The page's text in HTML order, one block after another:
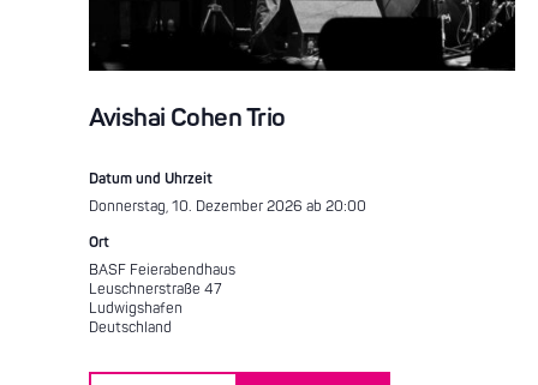
Avishai Cohen Trio
Datum und Uhrzeit
Donnerstag, 10. Dezember 2026 ab 20:00
Ort
BASF Feierabendhaus
Leuschnerstraße 47
Ludwigshafen
Deutschland